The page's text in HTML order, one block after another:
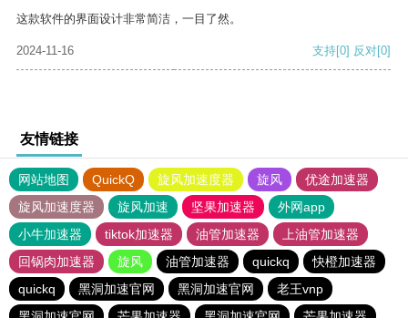
这款软件的界面设计非常简洁，一目了然。
2024-11-16 支持[0] 反对[0]
友情链接
网站地图 QuickQ 旋风加速度器 旋风
优途加速器
旋风加速度器
旋风加速 坚果加速器
外网app
小牛加速器
tiktok加速器 油管加速器
上油管加速器
回锅肉加速器
旋风 油管加速器 quickq
快橙加速器
quickq
黑洞加速官网 黑洞加速官网
老王vnp